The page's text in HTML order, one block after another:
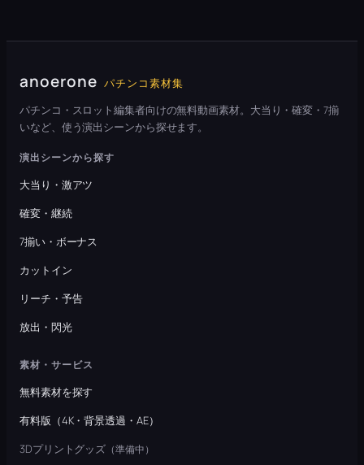
anoerone パチンコ素材集
パチンコ・スロット編集者向けの無料動画素材。大当り・確変・7揃
いなど、使う演出シーンから探せます。
演出シーンから探す
大当り・激アツ
確変・継続
7揃い・ボーナス
カットイン
リーチ・予告
放出・閃光
素材・サービス
無料素材を探す
有料版（4K・背景透過・AE）
3Dプリントグッズ （準備中）